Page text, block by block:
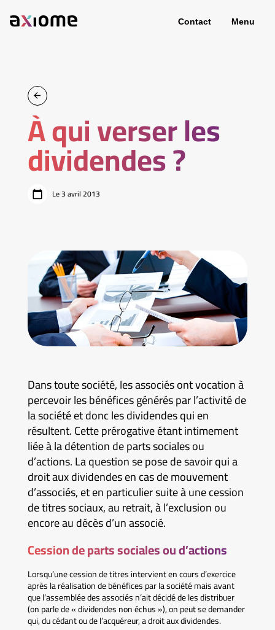
Contact Menu
À qui verser les
dividendes ?
Le 3 avril 2013
Dans toute société, les associés ont vocation à
percevoir les bénéfices générés par l’activité de
la société et donc les dividendes qui en
résultent. Cette prérogative étant intimement
liée à la détention de parts sociales ou
d’actions. La question se pose de savoir qui a
droit aux dividendes en cas de mouvement
d’associés, et en particulier suite à une cession
de titres sociaux, au retrait, à l’exclusion ou
encore au décès d’un associé.
Cession de parts sociales ou d’actions
Lorsqu’une cession de titres intervient en cours d’exercice
après la réalisation de bénéfices par la société mais avant
que l’assemblée des associés n’ait décidé de les distribuer
(on parle de « dividendes non échus »), on peut se demander
qui, du cédant ou de l’acquéreur, a droit aux dividendes.